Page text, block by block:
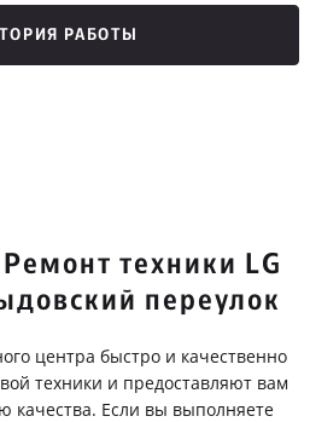
РАБОТЫ
техники LG
переулок
центра быстро и качественно
техники и предоставляют вам
качества. Если вы выполняете